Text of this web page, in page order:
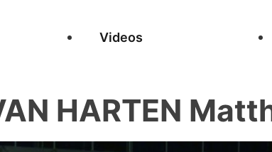
Videos
HARTEN